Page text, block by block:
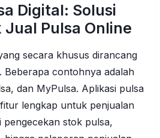
Digital: Solusi
Pulsa Online
secara khusus dirancang
Beberapa contohnya adalah
dan MyPulsa. Aplikasi pulsa
lengkap untuk penjualan
stok pulsa,